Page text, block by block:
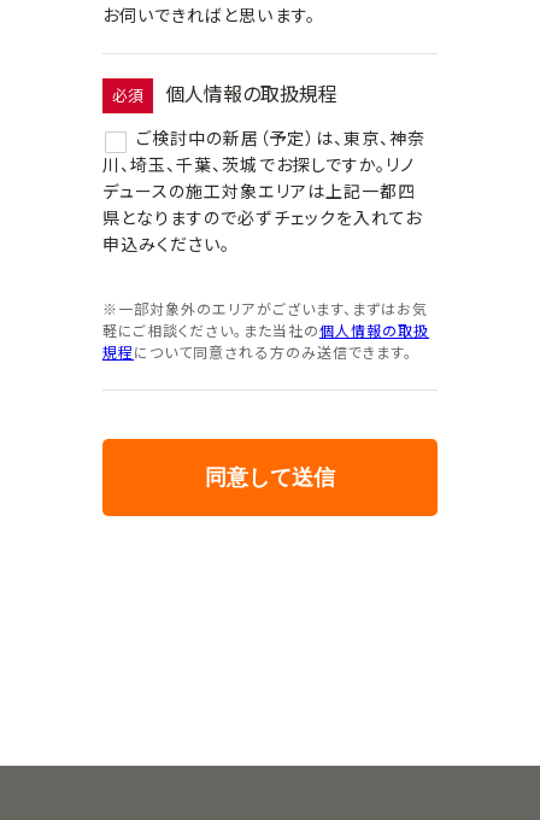
お伺いできればと思います。
必須 個人情報の取扱規程
ご検討中の新居（予定）は、東京、神奈
川、埼玉、千葉、茨城でお探しですか。リノ
デュースの施工対象エリアは上記一都四
県となりますので必ずチェックを入れてお
申込みください。
※一部対象外のエリアがございます、まずはお気
軽にご相談ください。また当社の個人情報の取扱
規程 について同意される方のみ送信できます。